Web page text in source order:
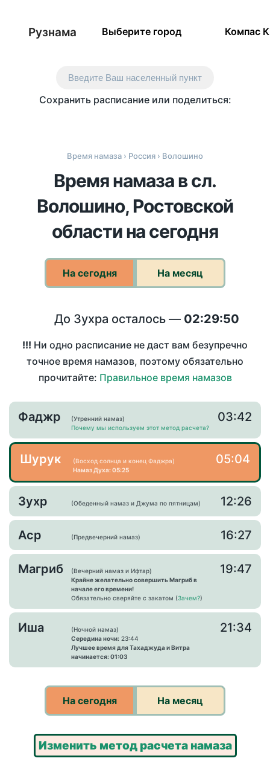
Рузнама Выберите город Компас
Введите Ваш населенный пункт
Сохранить расписание или поделиться:
Время намаза › Россия › Волошино
Время намаза в сл.
Волошино, Ростовской
области на сегодня
На сегодня На месяц
До Зухра осталось — 02:29:50
!!! Ни одно расписание не даст вам безупречно
точное время намазов, поэтому обязательно
прочитайте: Правильное время намазов
Фаджр
(Утренний намаз)
Почему мы используем этот метод расчета?
03:42
Шурук
(Восход солнца и конец Фаджра)
Намаз Духа: 05:25
05:04
Зухр (Обеденный намаз и Джума по пятницам) 12:26
Аср (Предвечерний намаз) 16:27
Магриб
(Вечерний намаз и Ифтар)
Крайне желательно совершить Магриб в
начале его времени!
Обязательно сверяйте с закатом (Зачем?)
19:47
Иша
(Ночной намаз)
Середина ночи: 23:44
Лучшее время для Тахаджуда и Витра
начинается: 01:03
21:34
На сегодня На месяц
Изменить метод расчета намаза